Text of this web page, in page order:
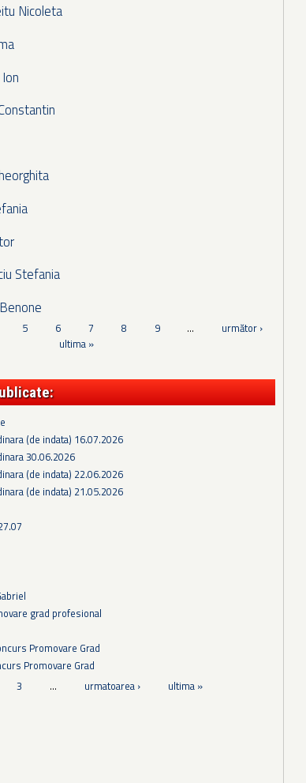
Nicoleta
Stefania
5 6 7 8 9 …
următor ›
ultima »
(de indata) 16.07.2026
30.06.2026
(de indata) 22.06.2026
(de indata) 21.05.2026
grad profesional
Promovare Grad
Promovare Grad
3 … urmatoarea › ultima »